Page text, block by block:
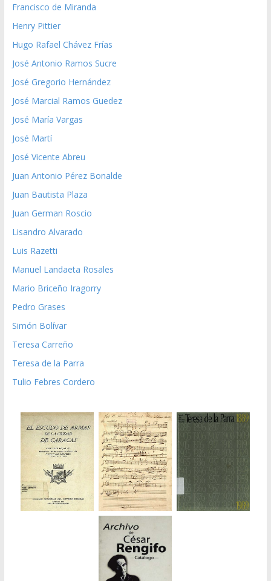
Francisco de Miranda
Henry Pittier
Hugo Rafael Chávez Frías
José Antonio Ramos Sucre
José Gregorio Hernández
José Marcial Ramos Guedez
José María Vargas
José Martí
José Vicente Abreu
Juan Antonio Pérez Bonalde
Juan Bautista Plaza
Juan German Roscio
Lisandro Alvarado
Luis Razetti
Manuel Landaeta Rosales
Mario Briceño Iragorry
Pedro Grases
Simón Bolívar
Teresa Carreño
Teresa de la Parra
Tulio Febres Cordero